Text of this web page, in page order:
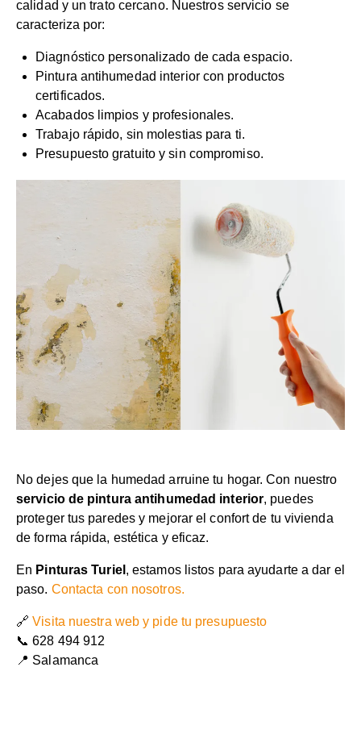
calidad y un trato cercano. Nuestros servicio se
caracteriza por:
Diagnóstico personalizado de cada espacio.
Pintura antihumedad interior con productos
certificados.
Acabados limpios y profesionales.
Trabajo rápido, sin molestias para ti.
Presupuesto gratuito y sin compromiso.
No dejes que la humedad arruine tu hogar. Con nuestro
servicio de pintura antihumedad interior, puedes
proteger tus paredes y mejorar el confort de tu vivienda
de forma rápida, estética y eficaz.
En Pinturas Turiel , estamos listos para ayudarte a dar el
paso. Contacta con nosotros.
🔗Visita nuestra web y pide tu presupuesto
📞 628 494 912
📍 Salamanca